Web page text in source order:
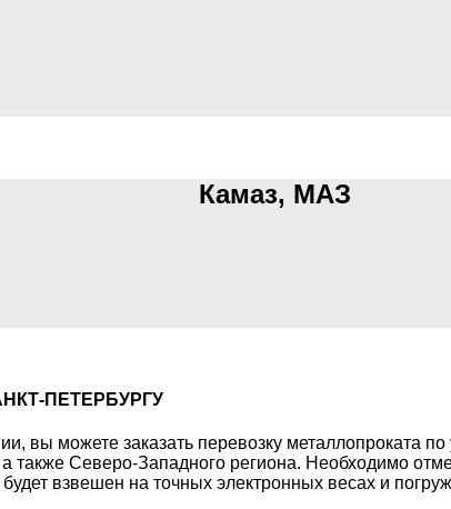
Камаз, МАЗ
ПЕТЕРБУРГУ
вы можете заказать перевозку металлопроката
также Северо-Западного региона. Необходимо
взвешен на точных электронных весах и